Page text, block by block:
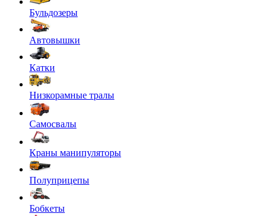
Бульдозеры
Автовышки
Катки
Низкорамные тралы
Самосвалы
Краны манипуляторы
Полуприцепы
Бобкеты